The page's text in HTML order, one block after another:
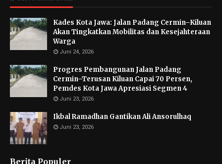
Kades Kota Jawa: Jalan Padang Cermin–Kiluan
Akan Tingkatkan Mobilitas dan Kesejahteraan
Warga
Juni 24, 2026
Progres Pembangunan Jalan Padang
Cermin–Terusan Kiluan Capai 70 Persen,
Pemdes Kota Jawa Apresiasi Segmen 4
Juni 23, 2026
Ikbal Ramadhan Gantikan Ali Ansorulhaq
Juni 23, 2026
Berita Populer